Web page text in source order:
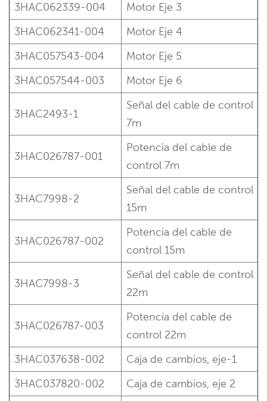
3HAC062339-004
Motor Eje 3
3HAC062341-004
Motor Eje 4
3HAC057543-004
Motor Eje 5
3HAC057544-003
Motor Eje 6
3HAC2493-1
Señal del cable de control
7m
3HAC026787-001
Potencia del cable de
control 7m
3HAC7998-2
Señal del cable de control
15m
3HAC026787-002
Potencia del cable de
control 15m
3HAC7998-3
Señal del cable de control
22m
3HAC026787-003
Potencia del cable de
control 22m
3HAC037638-002
Caja de cambios, eje-1
3HAC037820-002
Caja de cambios, eje 2